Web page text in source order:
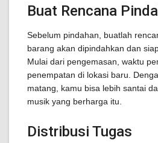
Buat Rencana
Sebelum pindahan, buatlah
barang akan dipindahkan dan
Mulai dari pengemasan, waktu
penempatan di lokasi baru.
matang, kamu bisa lebih santai
musik yang berharga itu.
Distribusi Tugas